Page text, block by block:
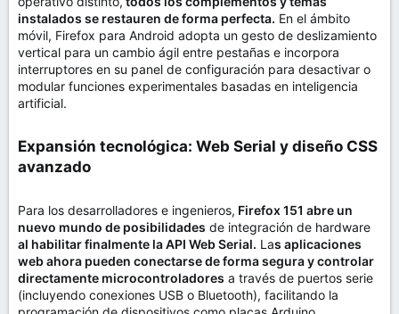
instalados se restauren de forma perfecta. En el ámbito
móvil, Firefox para Android adopta un gesto de deslizamiento
vertical para un cambio ágil entre pestañas e incorpora
interruptores en su panel de configuración para desactivar o
modular funciones experimentales basadas en inteligencia
artificial.
Expansión tecnológica: Web Serial y diseño CSS
avanzado​
Para los desarrolladores e ingenieros, Firefox 151 abre un
nuevo mundo de posibilidades de integración de hardware
al habilitar finalmente la API Web Serial. Las aplicaciones
web ahora pueden conectarse de forma segura y controlar
directamente microcontroladores a través de puertos serie
(incluyendo conexiones USB o Bluetooth), facilitando la